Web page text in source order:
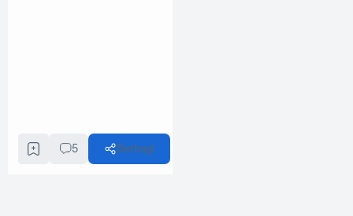
5 Berbagi